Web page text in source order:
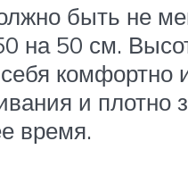
быть не
на 50 см.
комфортно
и плотно
время.